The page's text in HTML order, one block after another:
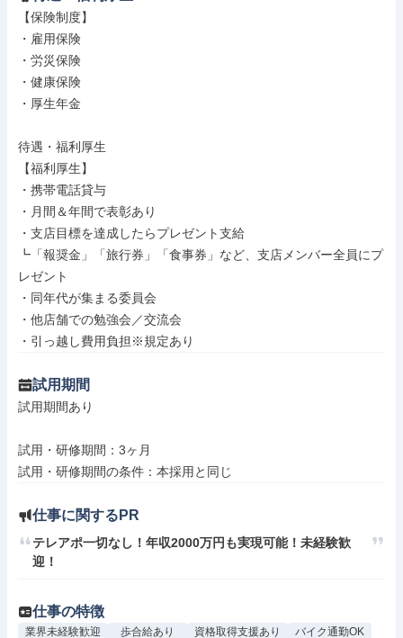
【保険制度】
・雇用保険
・労災保険
・健康保険
・厚生年金
待遇・福利厚生
【福利厚生】
・携帯電話貸与
・月間＆年間で表彰あり
・支店目標を達成したらプレゼント支給
┗「報奨金」「旅行券」「食事券」など、支店メンバー全員にプ
レゼント
・同年代が集まる委員会
・他店舗での勉強会／交流会
・引っ越し費用負担※規定あり
試用期間
試用期間あり
試用・研修期間：3ヶ月
仕事に関するPR
テレアポ一切なし！年収2000万円も実現可能！未経験歓
仕事の特徴
業界未経験歓迎 歩合給あり 資格取得支援あり バイク通勤OK